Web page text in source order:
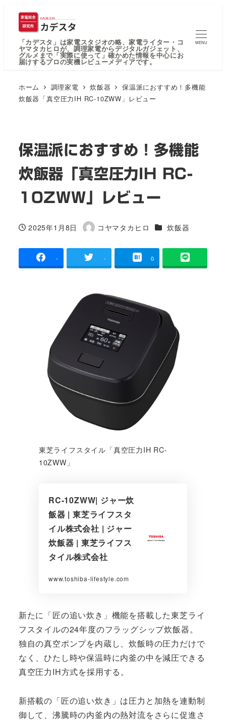
「カデスタ」は家電スタジオの略、家電ライター・コ
ヤマタカヒロが、調理家電からデジタルガジェット、
グルメまで「実際に使って」確かめた情報を中心にお
届けするプロの実機レビューメディアです。
MENU
ホーム 調理家電 炊飯器
保温派におすすめ！多機能
炊飯器「真空圧力IH RC-10ZWW」レビュー
保温派におすすめ！多機能
炊飯器「真空圧力IH RC-
10ZWW」レビュー
投稿日
2025年1月8日
著
コヤマタカヒロ カテゴリー
炊飯器
- - 0
東芝ライフスタイル「真空圧力IH RC-
10ZWW」
RC-10ZWW| ジャー炊
飯器 | 東芝ライフスタ
イル株式会社 | ジャー
炊飯器 | 東芝ライフス
タイル株式会社
www.toshiba-lifestyle.com
新たに「匠の追い炊き」機能を搭載した東芝ライ
フスタイルの24年度のフラッグシップ炊飯器。
独自の真空ポンプを内蔵し、炊飯時の圧力だけで
なく、ひたし時や保温時に内釜の中を減圧できる
真空圧力IH方式を採用する。
新搭載の「匠の追い炊き」は圧力と加熱を連動制
御して、沸騰時の内釜内の熱対流をさらに促進さ